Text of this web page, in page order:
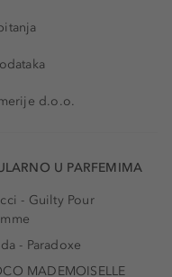
d.o.o.
U PARFEMIMA
- Guilty Pour
- Paradoxe
MADEMOISELLE